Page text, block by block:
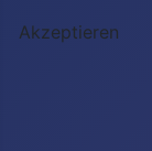
Akzeptieren